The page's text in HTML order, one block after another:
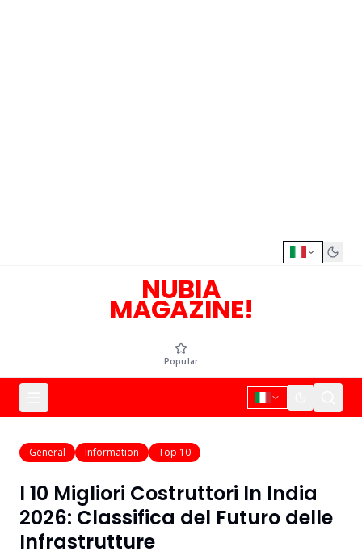
NUBIA
MAGAZINE!
Popular
General Information Top 10
I 10 Migliori Costruttori In India
2026: Classifica del Futuro delle
Infrastrutture